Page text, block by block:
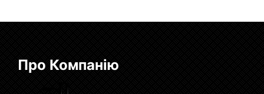
Про Компанію